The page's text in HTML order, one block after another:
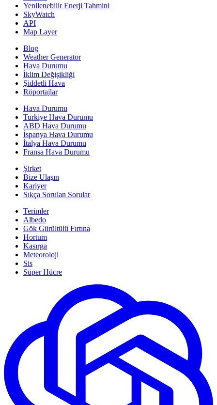
Yenilenebilir Enerji Tahmini
SkyWatch
API
Map Layer
Blog
Weather Generator
Hava Durumu
İklim Değişikliği
Şiddetli Hava
Röportajlar
Hava Durumu
Turkiye Hava Durumu
ABD Hava Durumu
İspanya Hava Durumu
İtalya Hava Durumu
Fransa Hava Durumu
Şirket
Bize Ulaşın
Kariyer
Sıkça Sorulan Sorular
Terimler
Albedo
Gök Gürültülü Fırtına
Hortum
Kasırga
Meteoroloji
Sis
Süper Hücre